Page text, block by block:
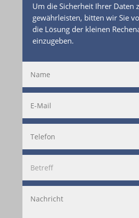
Um die Sicherheit Ihrer Daten
gewährleisten, bitten wir Sie
die Lösung der kleinen
einzugeben.